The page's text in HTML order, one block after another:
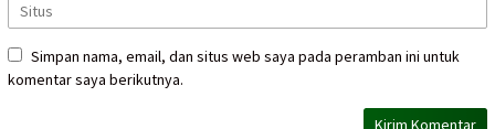
Simpan nama, email, dan situs web saya pada peramban ini untuk
komentar saya berikutnya.